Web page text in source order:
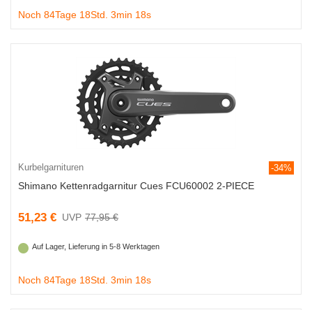
Noch 84Tage 18Std. 3min 18s
Kurbelgarnituren -34%
Shimano Kettenradgarnitur Cues FCU60002 2-PIECE
51,23 € 77,95 €
Auf Lager, Lieferung in 5-8 Werktagen
Noch 84Tage 18Std. 3min 18s